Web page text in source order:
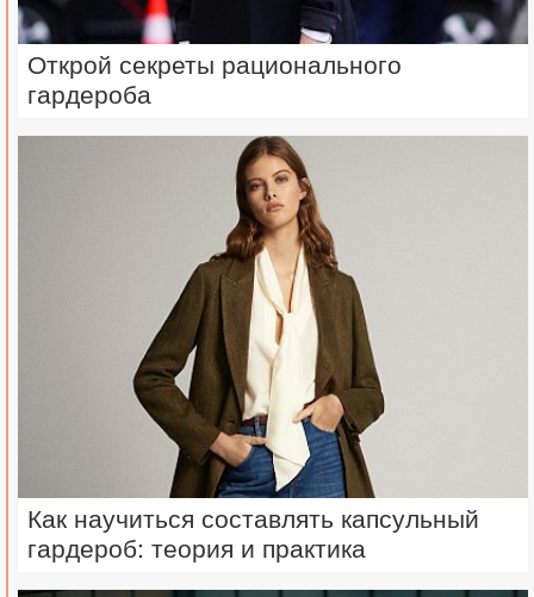
Открой секреты рационального
гардероба
Как научиться составлять капсульный
гардероб: теория и практика